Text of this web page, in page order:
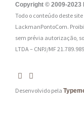
:
*
Copyright © 2009-2023
Todo o conteúdo deste
LackmanPontoCom.
sem prévia autorização,
LTDA – CNPJ/MF
Desenvolvido pela